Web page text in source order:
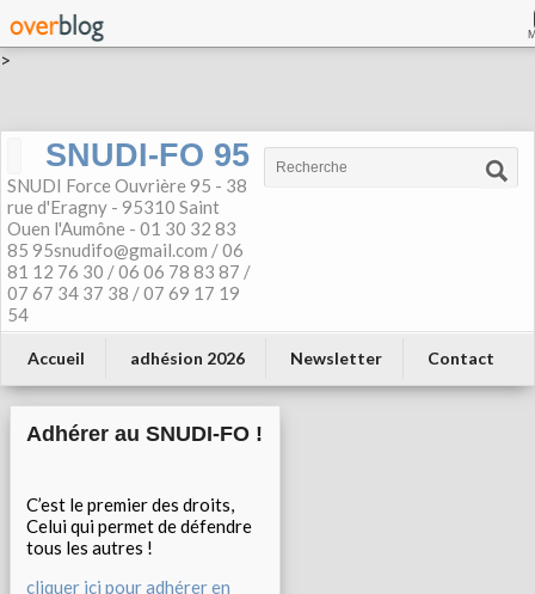
>
SNUDI-FO 95
SNUDI Force Ouvrière 95 - 38
rue d'Eragny - 95310 Saint
Ouen l'Aumône - 01 30 32 83
85 95snudifo@gmail.com / 06
81 12 76 30 / 06 06 78 83 87 /
07 67 34 37 38 / 07 69 17 19
54
Accueil adhésion 2026 Newsletter Contact
Adhérer au SNUDI-FO !
C’est le premier des droits,
Celui qui permet de défendre
tous les autres !
cliquer ici pour adhérer en